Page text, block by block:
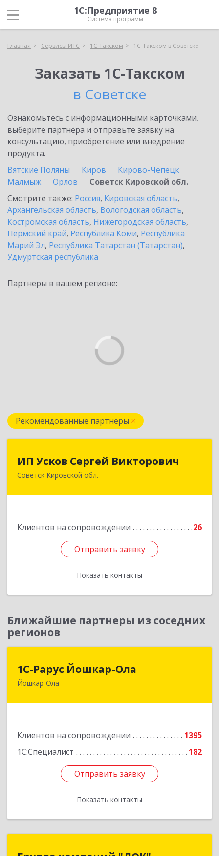
1С:Предприятие 8
Система программ
Главная Сервисы ИТС 1С-Такском 1С-Такском в Советске
Заказать 1С-Такском
в Советске
Ознакомьтесь с информационными карточками,
выберите партнёра и отправьте заявку на
консультацию, приобретение или внедрение
продукта.
Вятские Поляны
Киров
Кирово-Чепецк
Малмыж
Орлов
Советск Кировской обл.
Смотрите также: Россия, Кировская область,
Архангельская область, Вологодская область,
Костромская область, Нижегородская область,
Пермский край, Республика Коми, Республика
Марий Эл, Республика Татарстан (Татарстан),
Удмуртская республика
Партнеры в вашем регионе:
Рекомендованные партнеры
ИП Усков Сергей Викторович
Советск Кировской обл.
Клиентов на сопровождении 26
Отправить заявку
Показать контакты
ИП Усков Сергей Викторович
613340, Кировская обл, Советск г, Дружбы ул,
Отправить заявку
Назад
Ближайшие партнеры из соседних
регионов
1С-Рарус Йошкар-Ола
Йошкар-Ола
Клиентов на сопровождении
1395
1С:Специалист
182
Отправить заявку
Показать контакты
424004, Марий Эл Респ, Йошкар-Ола г, Волкова
Отправить заявку
Назад
Группа компаний "ДОК"